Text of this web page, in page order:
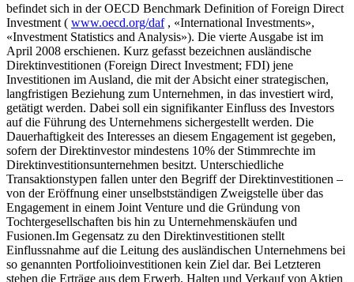
befindet sich in der OECD Benchmark Definition of Foreign Direct
Investment ( www.oecd.org/daf, «International Investments»,
«Investment Statistics and Analysis»). Die vierte Ausgabe ist im
April 2008 erschienen. Kurz gefasst bezeichnen ausländische
Direktinvestitionen (Foreign Direct Investment; FDI) jene
Investitionen im Ausland, die mit der Absicht einer strategischen,
langfristigen Beziehung zum Unternehmen, in das investiert wird,
getätigt werden. Dabei soll ein signifikanter Einfluss des Investors
auf die Führung des Unternehmens sichergestellt werden. Die
Dauerhaftigkeit des Interesses an diesem Engagement ist gegeben,
sofern der Direktinvestor mindestens 10% der Stimmrechte im
Direktinvestitionsunternehmen besitzt. Unterschiedliche
Transaktionstypen fallen unter den Begriff der Direktinvestitionen –
von der Eröffnung einer unselbstständigen Zweigstelle über das
Engagement in einem Joint Venture und die Gründung von
Tochtergesellschaften bis hin zu Unternehmenskäufen und
Fusionen.Im Gegensatz zu den Direktinvestitionen stellt
Einflussnahme auf die Leitung des ausländischen Unternehmens bei
so genannten Portfolioinvestitionen kein Ziel dar. Bei Letzteren
stehen die Erträge aus dem Erwerb, Halten und Verkauf von Aktien